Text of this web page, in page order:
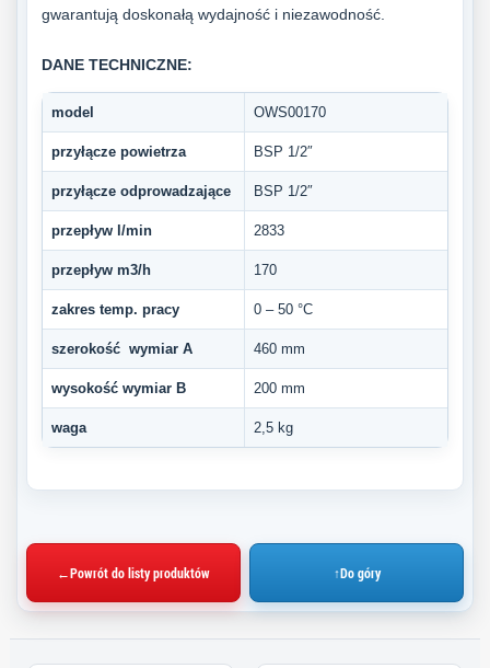
gwarantują doskonałą wydajność i niezawodność.
DANE TECHNICZNE:
model OWS00170
przyłącze powietrza BSP 1/2″
przyłącze odprowadzające BSP 1/2″
przepływ l/min 2833
przepływ m3/h 170
zakres temp. pracy 0 – 50 °C
szerokość wymiar A 460 mm
wysokość wymiar B 200 mm
waga 2,5 kg
←Powrót do listy produktów ↑Do góry